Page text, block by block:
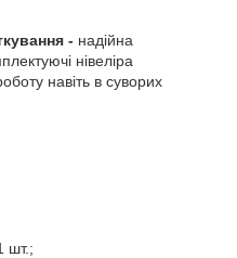
- надійна
нівеліра
навіть в суворих
шт.;